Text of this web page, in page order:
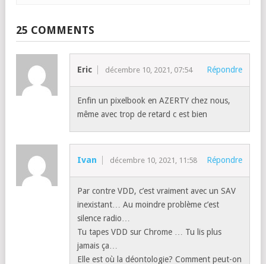
25 COMMENTS
Eric décembre 10, 2021, 07:54 Répondre
Enfin un pixelbook en AZERTY chez nous,
même avec trop de retard c est bien
Ivan décembre 10, 2021, 11:58 Répondre
Par contre VDD, c’est vraiment avec un SAV
inexistant… Au moindre problème c’est
silence radio…
Tu tapes VDD sur Chrome … Tu lis plus
jamais ça…
Elle est où la déontologie? Comment peut-on